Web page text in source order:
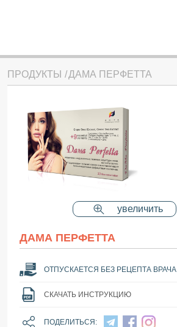
ПРОДУКТЫ ДАМА ПЕРФЕТТА
увеличить
ДАМА ПЕРФЕТТА
ОТПУСКАЕТСЯ БЕЗ РЕЦЕПТА ВРАЧА
СКАЧАТЬ ИНСТРУКЦИЮ
ПОДЕЛИТЬСЯ: